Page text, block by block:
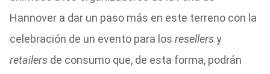
Hannover a dar un paso más en este terreno con la
celebración de un evento para los resellersy
retailersde consumo que, de esta forma, podrán